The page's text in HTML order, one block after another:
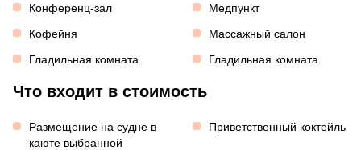
Конференц-зал
Медпункт
Кофейня
Массажный салон
Гладильная комната
Гладильная комната
Что входит в стоимость
Размещение на судне в
каюте выбранной
Приветственный коктейль